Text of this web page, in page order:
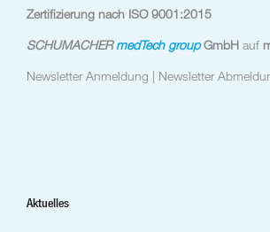
Zertifizierung nach ISO 9001:2015
SCHUMACHER medTech groupGmbH auf
Newsletter Anmeldung | Newsletter
Aktuelles